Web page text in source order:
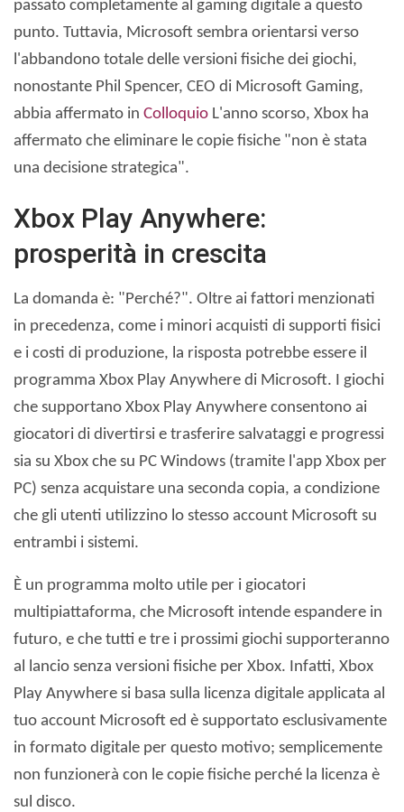
passato completamente al gaming digitale a questo
punto. Tuttavia, Microsoft sembra orientarsi verso
l'abbandono totale delle versioni fisiche dei giochi,
nonostante Phil Spencer, CEO di Microsoft Gaming,
abbia affermato in Colloquio L'anno scorso, Xbox ha
affermato che eliminare le copie fisiche "non è stata
una decisione strategica".
Xbox Play Anywhere:
prosperità in crescita
La domanda è: "Perché?". Oltre ai fattori menzionati
in precedenza, come i minori acquisti di supporti fisici
e i costi di produzione, la risposta potrebbe essere il
programma Xbox Play Anywhere di Microsoft. I giochi
che supportano Xbox Play Anywhere consentono ai
giocatori di divertirsi e trasferire salvataggi e progressi
sia su Xbox che su PC Windows (tramite l'app Xbox per
PC) senza acquistare una seconda copia, a condizione
che gli utenti utilizzino lo stesso account Microsoft su
entrambi i sistemi.
È un programma molto utile per i giocatori
multipiattaforma, che Microsoft intende espandere in
futuro, e che tutti e tre i prossimi giochi supporteranno
al lancio senza versioni fisiche per Xbox. Infatti, Xbox
Play Anywhere si basa sulla licenza digitale applicata al
tuo account Microsoft ed è supportato esclusivamente
in formato digitale per questo motivo; semplicemente
non funzionerà con le copie fisiche perché la licenza è
sul disco.